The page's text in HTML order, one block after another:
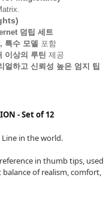
덤팁 세트
특수 모델 포함
이상의 루틴 제공
얼하고 신뢰성 높은 엄지 팁
- Set of 12
in the world.
in thumb tips, used
of realism, comfort,